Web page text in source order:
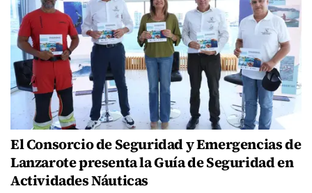
El Consorcio de Seguridad y Emergencias de
Lanzarote presenta la Guía de Seguridad en
Actividades Náuticas